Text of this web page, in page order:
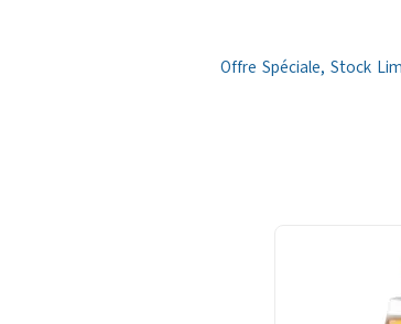
Offre Spéciale, Stock